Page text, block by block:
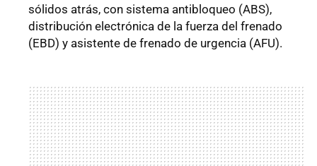
sólidos atrás, con sistema antibloqueo (ABS),
distribución electrónica de la fuerza del frenado
(EBD) y asistente de frenado de urgencia (AFU).